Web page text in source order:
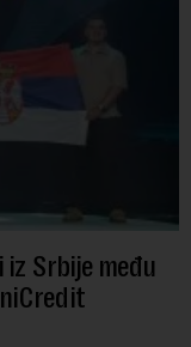
iz Srbije među